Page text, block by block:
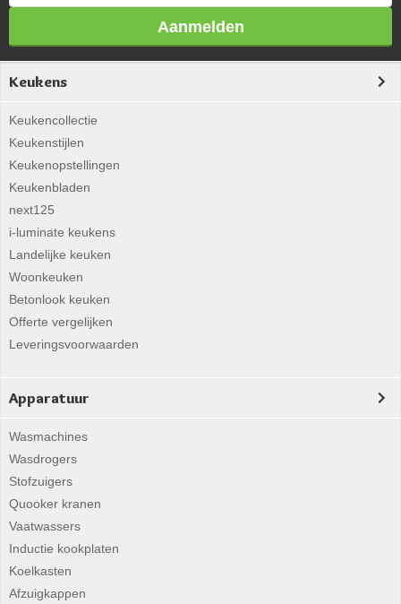
Aanmelden
Keukens
Keukencollectie
Keukenstijlen
Keukenopstellingen
Keukenbladen
next125
i-luminate keukens
Landelijke keuken
Woonkeuken
Betonlook keuken
Offerte vergelijken
Leveringsvoorwaarden
Apparatuur
Wasmachines
Wasdrogers
Stofzuigers
Quooker kranen
Vaatwassers
Inductie kookplaten
Koelkasten
Afzuigkappen